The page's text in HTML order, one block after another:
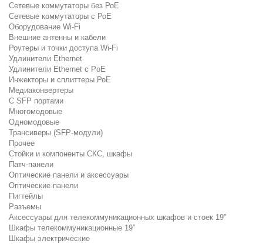
Сетевые коммутаторы без РоЕ
Сетевые коммутаторы с РоЕ
Оборудование Wi-Fi
Внешние антенны и кабели
Роутеры и точки доступа Wi-Fi
Удлинители Ethernet
Удлинители Ethernet с PoE
Инжекторы и сплиттеры РоЕ
Медиаконвертеры
С SFP портами
Многомодовые
Одномодовые
Трансиверы (SFP-модули)
Прочее
Стойки и компоненты СКС, шкафы
Патч-панели
Оптические панели и аксессуары
Оптические панели
Пигтейлы
Разъемы
Аксессуары для телекоммуникационных шкафов и стоек 19”
Шкафы телекоммуникационные 19”
Шкафы электрические